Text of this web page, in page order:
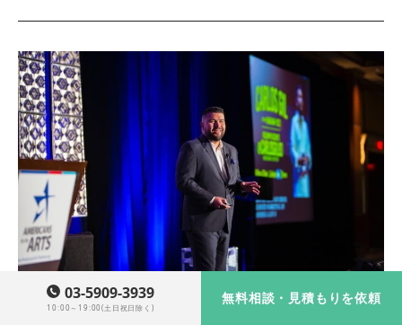
03-5909-3939
10:00～19:00(土日祝日除く)
無料相談・見積もりを依頼